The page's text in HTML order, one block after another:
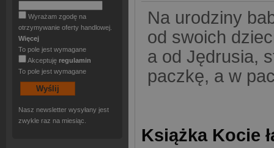
Wyrażam zgodę na
otrzymywanie oferty handlowej.
Więcej
To pole jest wymagane
Akceptuję regulamin
To pole jest wymagane
Nasz newsletter wysyłany jest
zwykle raz na miesiąc.
Na urodziny
od swoich
a od Jędrusia,
paczkę, a w
Książka Kocie